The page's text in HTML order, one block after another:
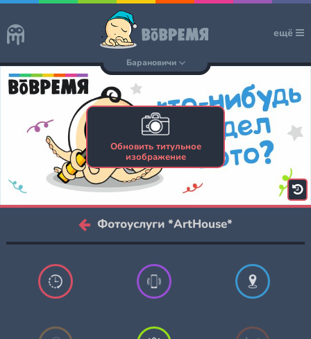
ещё
Барановичи
Обновить титульное
изображение
Фотоуслуги *ArtHouse*